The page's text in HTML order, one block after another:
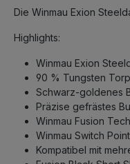
Die Winmau Exion
Highlights:
Winmau Exion
90 % Tungsten
Schwarz-goldenes
Präzise gefrästes
Winmau Fusion
Winmau Switch
Kompatibel mit